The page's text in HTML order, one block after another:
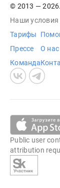
© 2013 —
Наши условия
Тарифы
Прессе
Команда
О нас
Public user
attribution